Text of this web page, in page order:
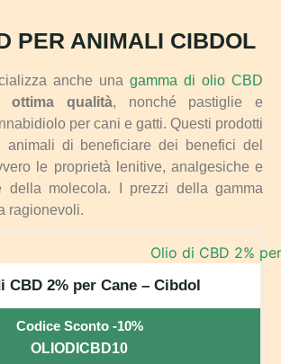
PER ANIMALI CIBDOL
anche una gamma di olio CBD
ottima qualità, nonché pastiglie e
per cani e gatti. Questi prodotti
animali di beneficiare dei benefici del
le proprietà lenitive, analgesiche e
della molecola. I prezzi della gamma
ragionevoli.
CBD 2% per Cane – Cibdol
Codice Sconto -10%
OLIODICBD10